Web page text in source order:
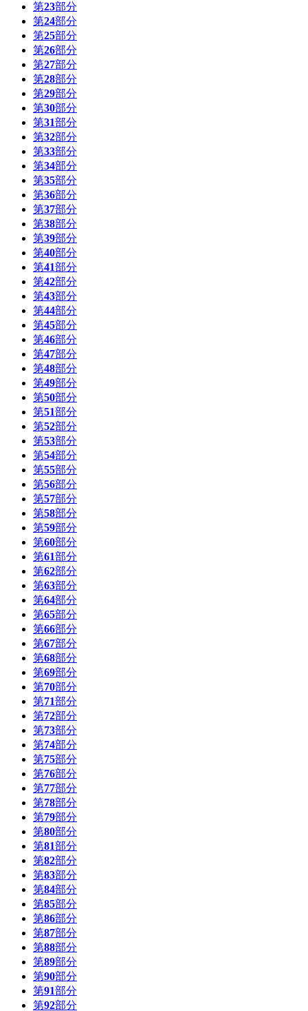
第23部分
第24部分
第25部分
第26部分
第27部分
第28部分
第29部分
第30部分
第31部分
第32部分
第33部分
第34部分
第35部分
第36部分
第37部分
第38部分
第39部分
第40部分
第41部分
第42部分
第43部分
第44部分
第45部分
第46部分
第47部分
第48部分
第49部分
第50部分
第51部分
第52部分
第53部分
第54部分
第55部分
第56部分
第57部分
第58部分
第59部分
第60部分
第61部分
第62部分
第63部分
第64部分
第65部分
第66部分
第67部分
第68部分
第69部分
第70部分
第71部分
第72部分
第73部分
第74部分
第75部分
第76部分
第77部分
第78部分
第79部分
第80部分
第81部分
第82部分
第83部分
第84部分
第85部分
第86部分
第87部分
第88部分
第89部分
第90部分
第91部分
第92部分